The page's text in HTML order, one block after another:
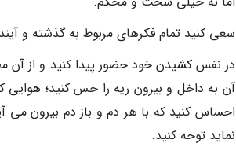
سعی کنید تمام فکرهای مربوط به گذشته و
در نفس کشیدن خود حضور پیدا کنید و از آن
آن به داخل و بیرون ریه را حس کنید؛
احساس کنید که با هر دم و باز دم بیرون
نماید توجه کنید.